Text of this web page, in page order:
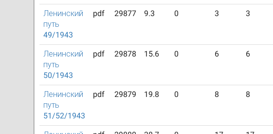
Ленинский
путь
49/1943
pdf 29877 9.3 0 3 3
Ленинский
путь
50/1943
pdf 29878 15.6 0 6 6
Ленинский
путь
51/52/1943
pdf 29879 19.8 0 8 8